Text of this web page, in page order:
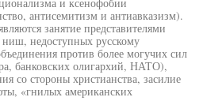
антисемитизм и антиавказизм).
занятие представителями
недоступных русскому
против более могучих сил
банковских олигархий, НАТО),
со стороны христианства, засилие
«гнилых американских